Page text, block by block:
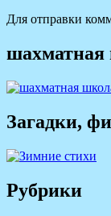
Для отправки
шахматная
Загадки,
Рубрики